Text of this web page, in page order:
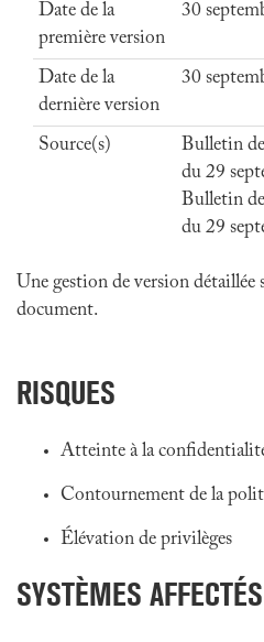
Date de la
première version
30
Date de la
dernière version
30
Source(s)
Bulletin
du 29
Bulletin
du 29
Une gestion de version détaillée
document.
RISQUES
Atteinte à la
Contournement de la
Élévation de privilèges
SYSTÈMES AFFECTÉS